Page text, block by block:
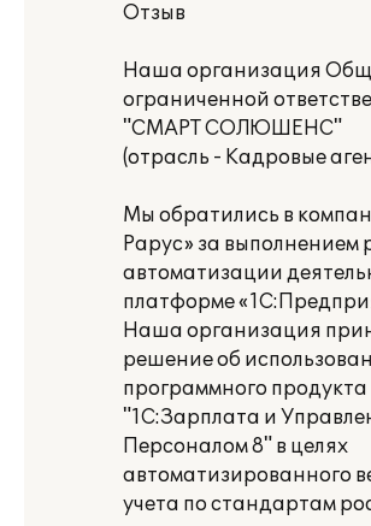
Отзыв
Наша организация
ограниченной
"СМАРТ СОЛЮШЕНС"
(отрасль - Кадровые
Мы обратились в
Рарус» за выполнением
автоматизации
платформе
Наша организация
решение об
программного продукта
"1С:Зарплата и
Персоналом 8" в целях
автоматизированного
учета по стандартам